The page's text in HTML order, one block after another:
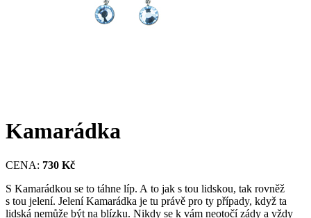
Kamarádka
CENA: 730 Kč
S Kamarádkou se to táhne líp. A to jak s tou lidskou, tak rovněž
s tou jelení. Jelení Kamarádka je tu právě pro ty případy, když ta
lidská nemůže být na blízku. Nikdy se k vám neotočí zády a vždy